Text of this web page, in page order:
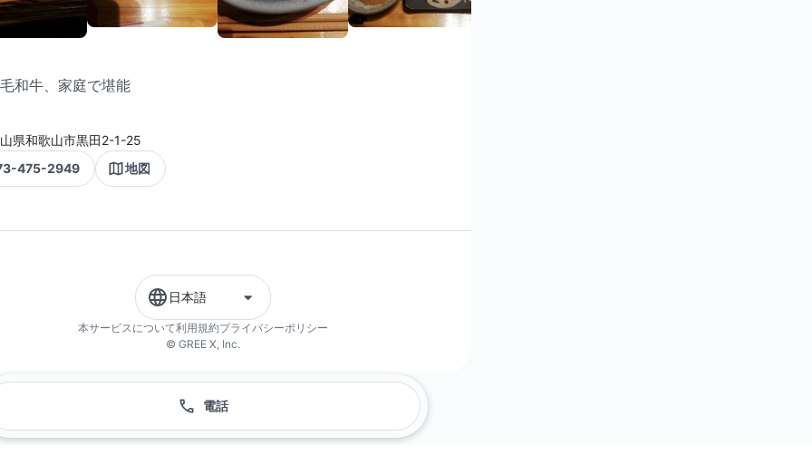
和牛、家庭で堪能
県和歌山市黒田2-1-25
475-2949
地図
日本語
本サービスについて利用規約プライバシーポリシー
© GREE X, Inc.
電話